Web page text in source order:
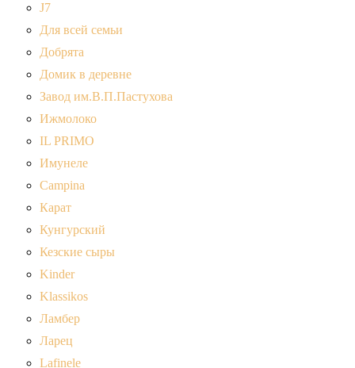
J7
Для всей семьи
Добрята
Домик в деревне
Завод им.В.П.Пастухова
Ижмолоко
IL PRIMO
Имунеле
Campina
Карат
Кунгурский
Кезские сыры
Kinder
Klassikos
Ламбер
Ларец
Lafinele